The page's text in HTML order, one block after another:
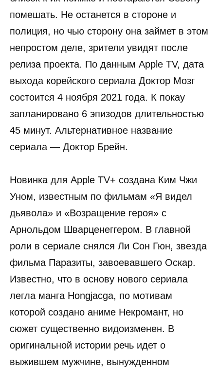
помешать. Не останется в стороне и
полиция, но чью сторону она займет в этом
непростом деле, зрители увидят после
релиза проекта. По данным Apple TV, дата
выхода корейского сериала Доктор Мозг
состоится 4 ноября 2021 года. К покау
запланировано 6 эпизодов длительностью
45 минут. Альтернативное название
сериала — Доктор Брейн.
Новинка для Apple TV+ создана Ким Чжи
Уном, известным по фильмам «Я видел
дьявола» и «Возращение героя» с
Арнольдом Шварценеггером. В главной
роли в сериале снялся Ли Сон Гюн, звезда
фильма Паразиты, завоевавшего Оскар.
Известно, что в основу нового сериала
легла манга Hongjacga, по мотивам
которой создано аниме Некромант, но
сюжет существенно видоизменен. В
оригинальной истории речь идет о
выжившем мужчине, вынужденном